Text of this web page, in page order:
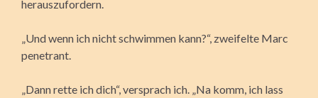
herauszufordern.
„Und wenn ich nicht schwimmen kann?“, zweifelte Marc
penetrant.
„Dann rette ich dich“, versprach ich. „Na komm, ich lass